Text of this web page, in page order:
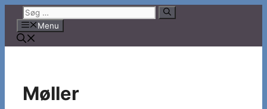
indhold
Søg
efter:Menu
Møller